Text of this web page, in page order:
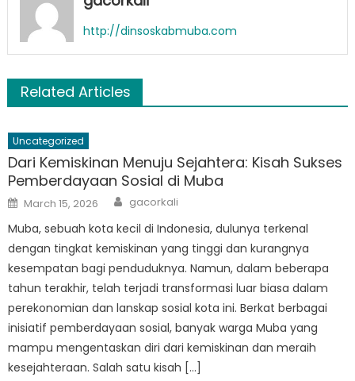
http://dinsoskabmuba.com
Related Articles
Uncategorized
Dari Kemiskinan Menuju Sejahtera: Kisah Sukses
Pemberdayaan Sosial di Muba
Posted
on
March 15, 2026 Author
gacorkali
Muba, sebuah kota kecil di Indonesia, dulunya terkenal
dengan tingkat kemiskinan yang tinggi dan kurangnya
kesempatan bagi penduduknya. Namun, dalam beberapa
tahun terakhir, telah terjadi transformasi luar biasa dalam
perekonomian dan lanskap sosial kota ini. Berkat berbagai
inisiatif pemberdayaan sosial, banyak warga Muba yang
mampu mengentaskan diri dari kemiskinan dan meraih
kesejahteraan. Salah satu kisah […]